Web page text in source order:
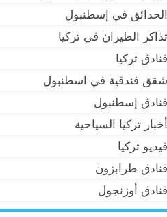
الحدائق في إسطنبول
تذاكر الطيران في تركيا
فنادق تركيا
شقق فندقية في اسطنبول
فنادق إسطنبول
أخبار تركيا السياحية
فيديو تركيا
فنادق طرابزون
فنادق أوزنجول